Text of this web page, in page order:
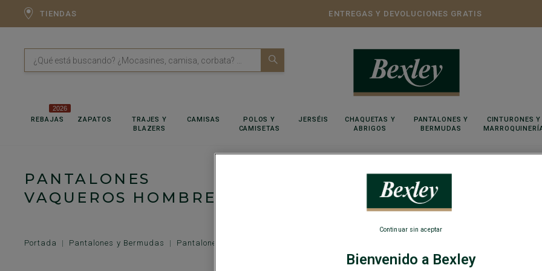
TIENDAS ENTREGAS Y DEVOLUCIONES GRATIS
REBAJAS
2026
ZAPATOS
TRAJES Y
BLAZERS
CAMISAS
POLOS Y
CAMISETAS
JERSÉIS
CHAQUETAS Y
ABRIGOS
PANTALONES Y
BERMUDAS
CINTURONES Y
PANTALONES
VAQUEROS HOMBRE
PANTALONES TERCIOPELO PANTALONES CHINO PANTALONES LINO
Portada Pantalones y Bermudas Pantalones
Bienvenido a Bexley
Continuar sin aceptar